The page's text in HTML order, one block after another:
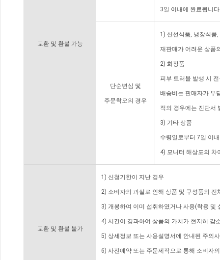
교환 및 환불 가능
3일 이내에 완료됩니
단순변심 및
주문착오의 경우
1) 신선식품, 냉장식품
재판매가 어려운 상품
2) 화장품
피부 트러블 발생 시
배송비는 판매자가 부
적의 경우에는 진단서
3) 기타 상품
수령일로부터 7일 이
4) 모니터 해상도의 차
교환 및 환불 불가
1) 신청기한이 지난 경우
2) 소비자의 과실로 인해 상품 및 구성품의
3) 개봉하여 이미 섭취하였거나 사용(착용 및
4) 시간이 경과하여 상품의 가치가 현저히 감
5) 상세정보 또는 사용설명서에 안내된 주의
6) 사전예약 또는 주문제작으로 통해 소비자